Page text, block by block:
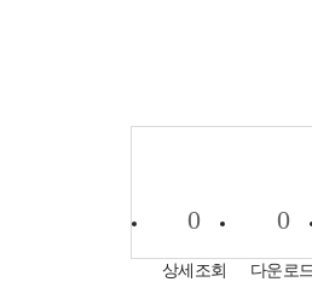
0
상세조회
0
다운로